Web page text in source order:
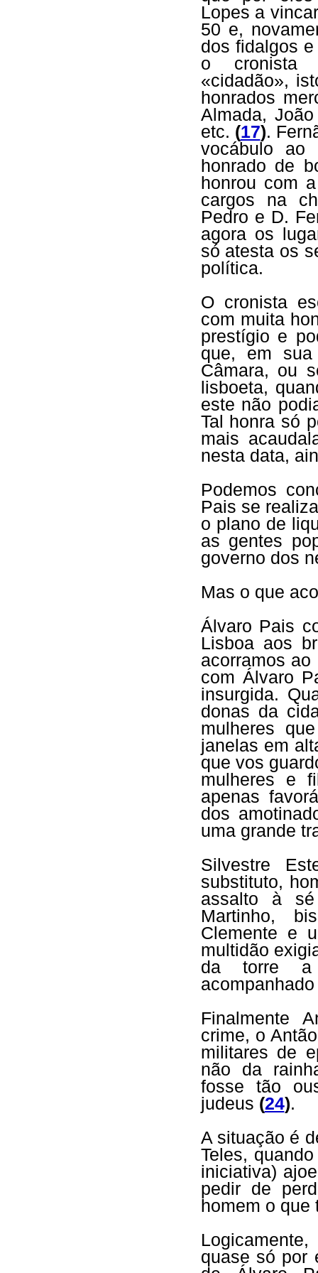
Lopes a
50 e,
dos fidalgos
o cronista
«cidadão»,
honrados
Almada,
etc. (17).
vocábulo ao
honrado de
honrou com
cargos na
Pedro e D.
agora os
só atesta os
política.
O cronista
com muita
prestígio e
que, em
Câmara, ou
lisboeta,
este não
Tal honra só
mais
nesta data,
Podemos
Pais se
o plano de
as gentes
governo dos
Mas o que
Álvaro Pais
Lisboa aos
acorramos
com Álvaro
insurgida.
donas da
mulheres
janelas em
que vos
mulheres e
apenas
dos
uma grande
Silvestre
substituto,
assalto à
Martinho,
Clemente e
multidão
da torre a
Finalmente
crime, o
militares de
não da
fosse tão
judeus (24).
A situação é
Teles,
iniciativa)
pedir de
homem o
quase só por